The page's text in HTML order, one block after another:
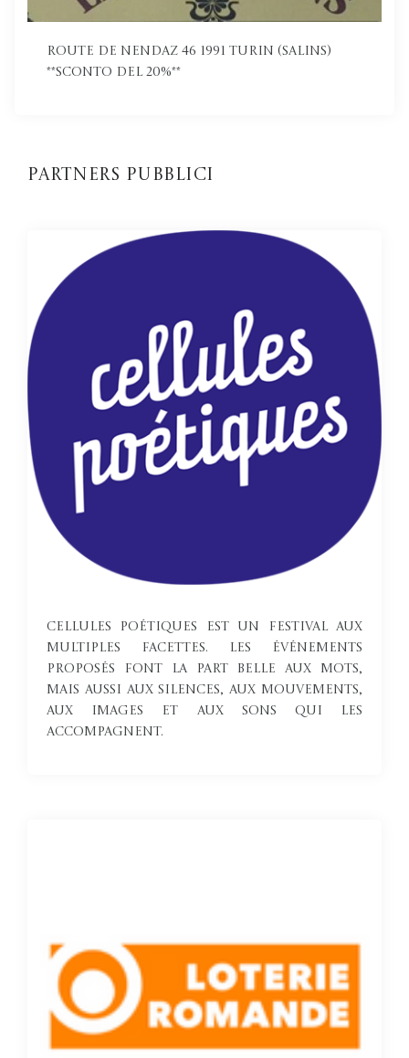
Route de Nendaz 46 1991 Turin (Salins)
**Sconto del 20%**
Partners pubblici
Cellules poétiques est un festival aux
multiples facettes. Les événements
proposés font la part belle aux mots,
mais aussi aux silences, aux mouvements,
aux images et aux sons qui les
accompagnent.